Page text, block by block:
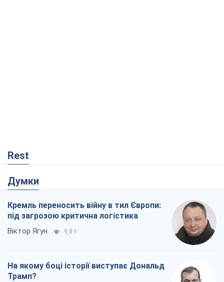
Rest
Думки
Кремль переносить війну в тил Європи:
під загрозою критична логістика
Віктор Ягун 9,8 т.
На якому боці історії виступає Дональд
Трамп?